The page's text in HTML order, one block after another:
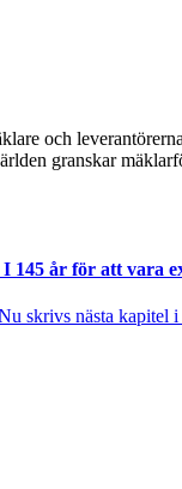
och
granskar
I 145 år för att vara
skrivs nästa kapitel